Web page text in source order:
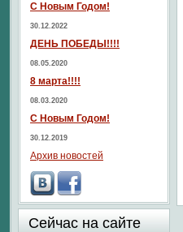
С Новым Годом!
30.12.2022
ДЕНЬ ПОБЕДЫ!!!!
08.05.2020
8 марта!!!!
08.03.2020
С Новым Годом!
30.12.2019
Архив новостей
Сейчас на сайте